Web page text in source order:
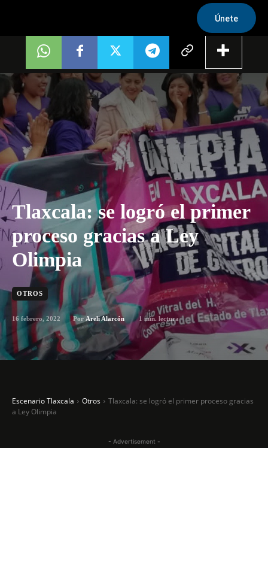
Únete
Tlaxcala: se logró el primer
proceso gracias a Ley
Olimpia
OTROS
16 febrero, 2022 Por Areli Alarcón 1 min. lectura
Escenario Tlaxcala Otros
Tlaxcala: se logró el primer proceso gracias
a Ley Olimpia
- Advertisement -